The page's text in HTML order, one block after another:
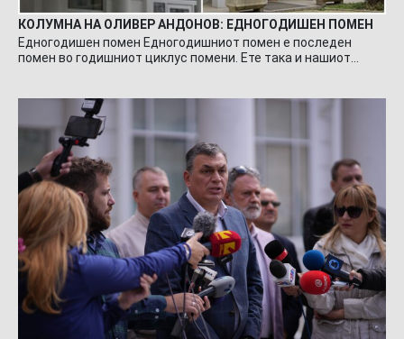
КОЛУМНА НА ОЛИВЕР АНДОНОВ: ЕДНОГОДИШЕН ПОМЕН
Едногодишен помен Едногодишниот помен е последен
помен во годишниот циклус помени. Ете така и нашиот…